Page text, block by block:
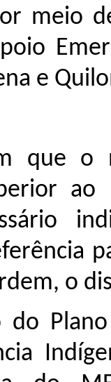
meio
e
que o
ao
o
do